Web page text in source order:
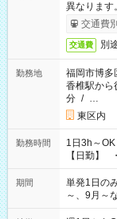
異なります。
交通費
交通費 別
勤務地
福岡市博多
香椎駅から
分 / …
東区内
勤務時間
1日3h～
【日勤】
～18:00 ・
16:00～19:00 【夜勤】 ・17:00～21:00 ・
21:00～翌
期間
単発1日の
～、9月～